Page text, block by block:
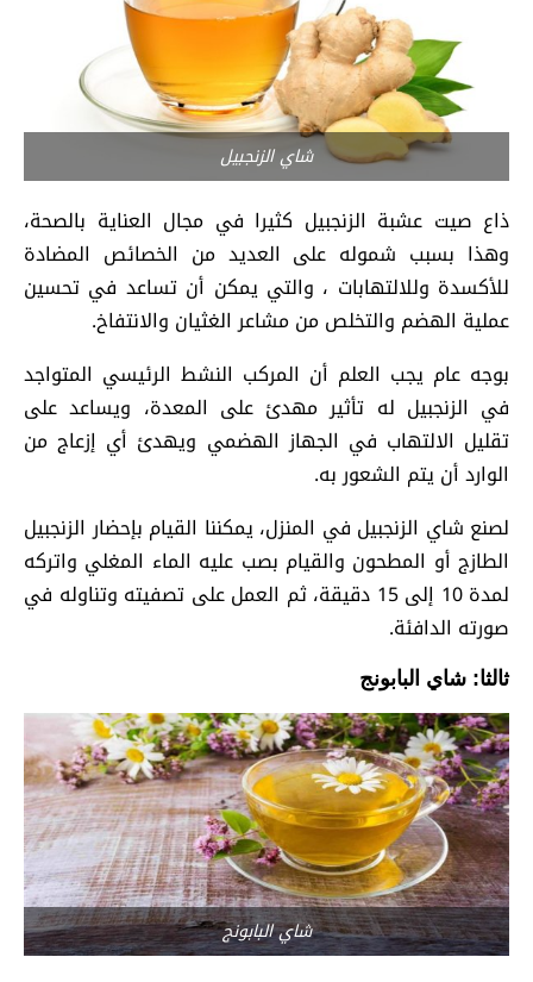
شاي الزنجبيل
ذاع صيت عشبة الزنجبيل كثيرا في مجال العناية بالصحة،
وهذا بسبب شموله على العديد من الخصائص المضادة
للأكسدة وللالتهابات ، والتي يمكن أن تساعد في تحسين
عملية الهضم والتخلص من مشاعر الغثيان والانتفاخ.
بوجه عام يجب العلم أن المركب النشط الرئيسي المتواجد
في الزنجبيل له تأثير مهدئ على المعدة، ويساعد على
تقليل الالتهاب في الجهاز الهضمي ويهدئ أي إزعاج من
الوارد أن يتم الشعور به.
لصنع شاي الزنجبيل في المنزل، يمكننا القيام بإحضار الزنجبيل
الطازج أو المطحون والقيام بصب عليه الماء المغلي واتركه
لمدة 10 إلى 15 دقيقة، ثم العمل على تصفيته وتناوله في
صورته الدافئة.
ثالثا: شاي البابونج
شاي البابونج